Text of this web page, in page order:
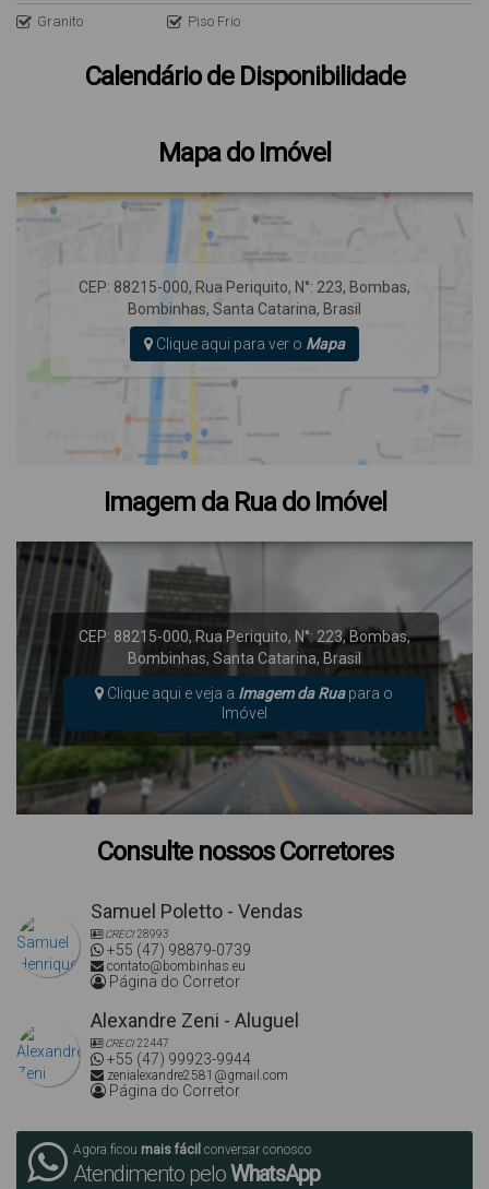
Granito Piso Frio
Calendário de Disponibilidade
Mapa do Imóvel
CEP: 88215-000, Rua Periquito, N°: 223, Bombas,
Bombinhas, Santa Catarina, Brasil
Clique aqui para ver o Mapa
Imagem da Rua do Imóvel
CEP: 88215-000, Rua Periquito, N°:223, Bombas,
Bombinhas, Santa Catarina, Brasil
Clique aqui e veja a Imagem da Ruapara o
Imóvel
Consulte nossos Corretores
Samuel Poletto - Vendas
CRECI28993
+55 (47) 98879-0739
contato@bombinhas.eu
Página do Corretor
Alexandre Zeni - Aluguel
CRECI22447
+55 (47) 99923-9944
zenialexandre2581@gmail.com
Página do Corretor
Agora ficou mais fácil conversar conosco
Atendimento peloWhatsApp